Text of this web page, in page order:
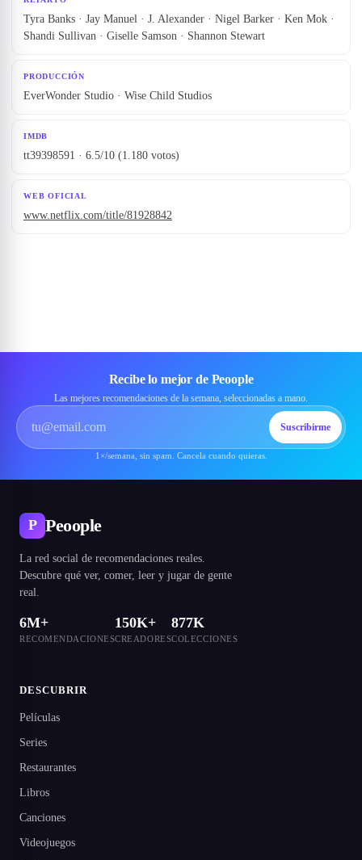
Tyra Banks · Jay Manuel · J. Alexander · Nigel Barker · Ken Mok ·
Shandi Sullivan · Giselle Samson · Shannon Stewart
PRODUCCIÓN
EverWonder Studio · Wise Child Studios
IMDB
tt39398591 · 6.5/10 (1.180 votos)
WEB OFICIAL
www.netflix.com/title/81928842
Recibe lo mejor de Peoople
Las mejores recomendaciones de la semana, seleccionadas a mano.
Suscribirme
1×/semana, sin spam. Cancela cuando quieras.
P Peoople
La red social de recomendaciones reales.
Descubre qué ver, comer, leer y jugar de gente
real.
6M+
RECOMENDACIONES
150K+
CREADORES
877K
COLECCIONES
DESCUBRIR
Películas
Series
Restaurantes
Libros
Canciones
Videojuegos